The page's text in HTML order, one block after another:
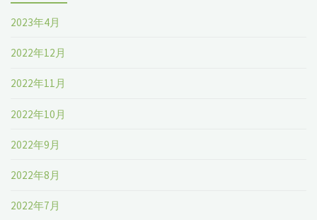
2023年4月
2022年12月
2022年11月
2022年10月
2022年9月
2022年8月
2022年7月